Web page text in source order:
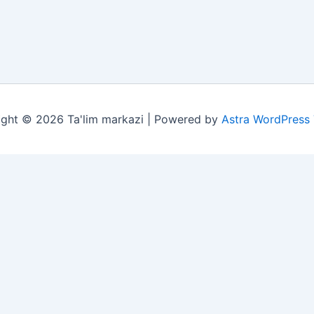
© 2026 Ta'lim markazi | Powered by Astra WordPress